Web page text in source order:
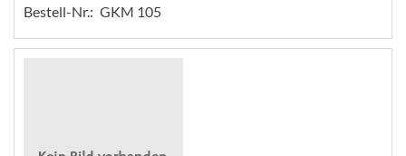
Bestell-Nr.: GKM 105